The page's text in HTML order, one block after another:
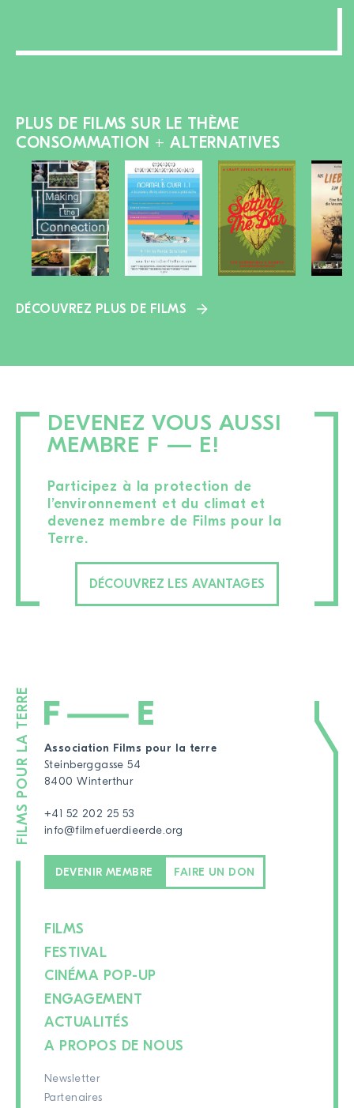
PLUS DE FILMS SUR LE THÈME
CONSOMMATION + ALTERNATIVES
DÉCOUVREZ PLUS DE FILMS
DEVENEZ VOUS AUSSI
MEMBRE F — E!
Participez à la protection de
l’environnement et du climat et
devenez membre de Films pour la
Terre.
DÉCOUVREZ LES AVANTAGES
Association Films pour la terre
Steinberggasse 54
8400 Winterthur
+41 52 202 25 53
info@filmefuerdieerde.org
DEVENIR MEMBRE FAIRE UN DON
FILMS
FESTIVAL
CINÉMA POP-UP
ENGAGEMENT
ACTUALITÉS
A PROPOS DE NOUS
Newsletter
Partenaires